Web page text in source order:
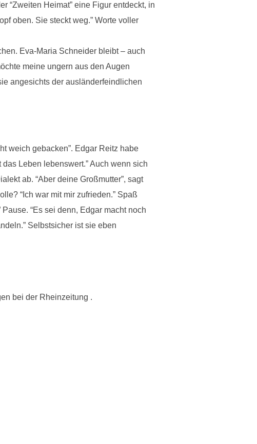
“Zweiten Heimat” eine Figur entdeckt, in
oben. Sie steckt weg.” Worte voller
Eva-Maria Schneider bleibt – auch
meine ungern aus den Augen
angesichts der ausländerfeindlichen
weich gebacken”. Edgar Reitz habe
Leben lebenswert.” Auch wenn sich
ab. “Aber deine Großmutter”, sagt
“Ich war mit mir zufrieden.” Spaß
“Es sei denn, Edgar macht noch
Selbstsicher ist sie eben
bei der Rheinzeitung .